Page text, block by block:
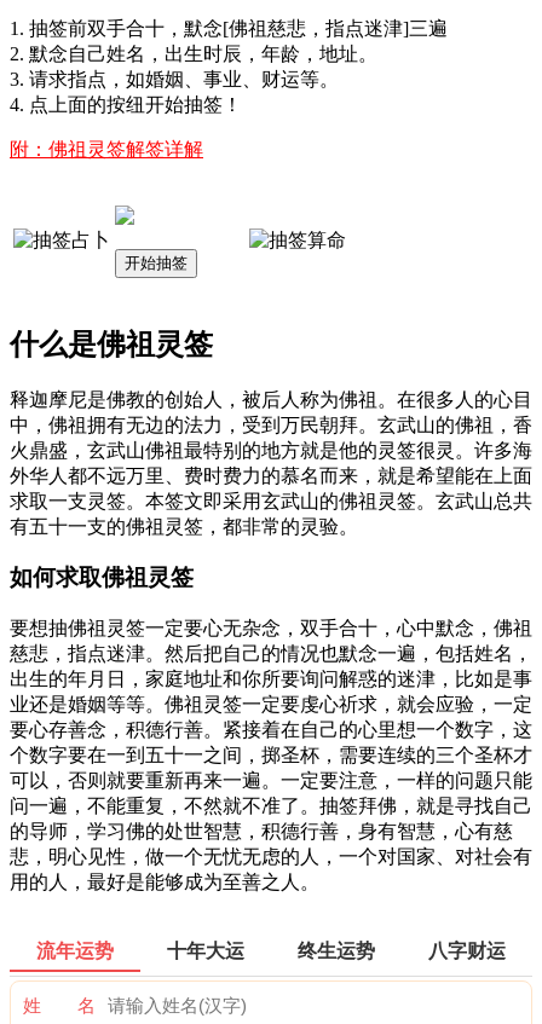
1. 抽签前双手合十，默念[佛祖慈悲，指点迷津]三遍
2. 默念自己姓名，出生时辰，年龄，地址。
3. 请求指点，如婚姻、事业、财运等。
4. 点上面的按纽开始抽签！
附：佛祖灵签解签详解
什么是佛祖灵签
释迦摩尼是佛教的创始人，被后人称为佛祖。在很多人的心目
中，佛祖拥有无边的法力，受到万民朝拜。玄武山的佛祖，香
火鼎盛，玄武山佛祖最特别的地方就是他的灵签很灵。许多海
外华人都不远万里、费时费力的慕名而来，就是希望能在上面
求取一支灵签。本签文即采用玄武山的佛祖灵签。玄武山总共
有五十一支的佛祖灵签，都非常的灵验。
如何求取佛祖灵签
要想抽佛祖灵签一定要心无杂念，双手合十，心中默念，佛祖
慈悲，指点迷津。然后把自己的情况也默念一遍，包括姓名，
出生的年月日，家庭地址和你所要询问解惑的迷津，比如是事
业还是婚姻等等。佛祖灵签一定要虔心祈求，就会应验，一定
要心存善念，积德行善。紧接着在自己的心里想一个数字，这
个数字要在一到五十一之间，掷圣杯，需要连续的三个圣杯才
可以，否则就要重新再来一遍。一定要注意，一样的问题只能
问一遍，不能重复，不然就不准了。抽签拜佛，就是寻找自己
的导师，学习佛的处世智慧，积德行善，身有智慧，心有慈
悲，明心见性，做一个无忧无虑的人，一个对国家、对社会有
用的人，最好是能够成为至善之人。
流年运势 十年大运 终生运势 八字财运
姓 名